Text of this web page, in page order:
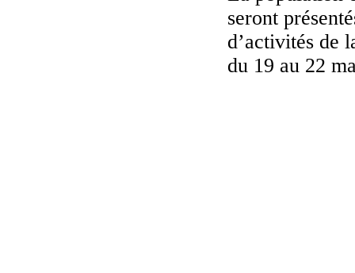
seront
d’activités de
du 19 au 22